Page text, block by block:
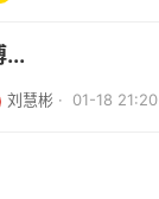
...
刘慧彬 · 01-18 21:20